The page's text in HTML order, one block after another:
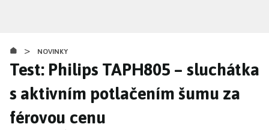
obsahu
> NOVINKY
Test: Philips TAPH805 – sluchátka
s aktivním potlačením šumu za
férovou cenu